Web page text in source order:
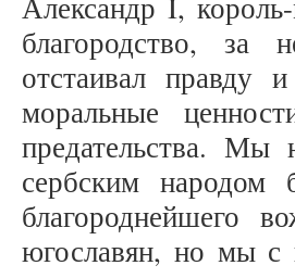
Александр I,
благородство, за
отстаивал правду
моральные
предательства. Мы
сербским народом
благороднейшего
югославян, но мы